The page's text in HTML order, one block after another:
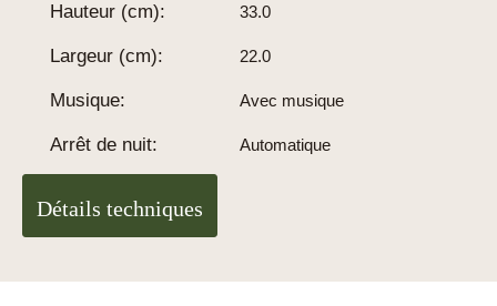
Hauteur (cm): 33.0
Largeur (cm): 22.0
Musique: Avec musique
Arrêt de nuit: Automatique
Détails techniques